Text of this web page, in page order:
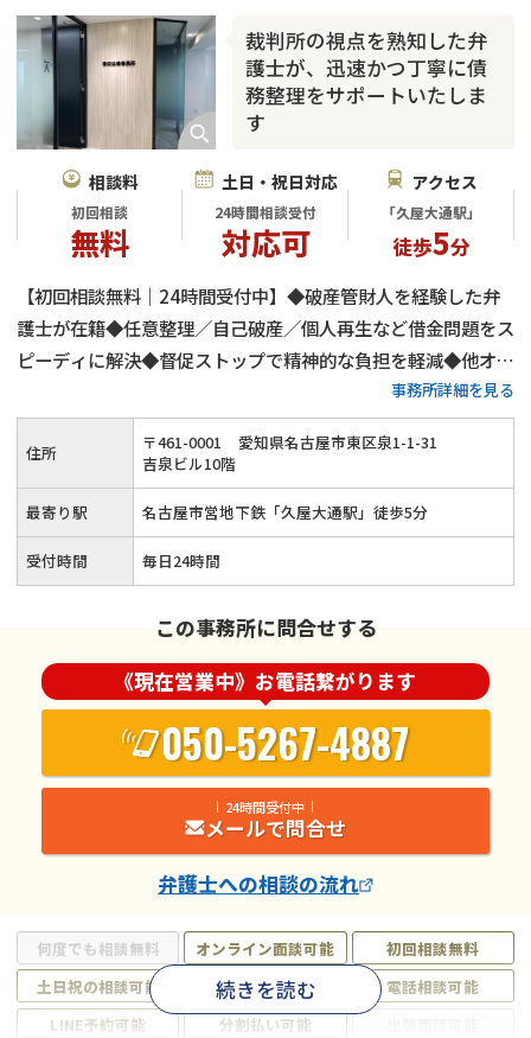
裁判所の視点を熟知した弁
護士が、迅速かつ丁寧に債
務整理をサポートいたしま
す
相談料
初回相談
無料
土日・祝日対応
24時間相談受付
対応可
アクセス
「久屋大通駅」
徒歩5分
【初回相談無料｜24時間受付中】◆破産管財人を経験した弁
護士が在籍◆任意整理／自己破産／個人再生など借金問題をス
ピーディに解決◆督促ストップで精神的な負担を軽減◆他オフ
ィスとの連携でよりよい解決へ◎≪土日祝日のご相談／オンラ
イン相談も対応≫
事務所詳細を見る
何度でも相談無料 オンライン面談可能
初回相談無料
土日祝の相談可能
19時以降電話可能
電話相談可能
LINE予約可能
分割払い可能
続きを読む
住所 〒461-0001
愛知県名古屋市東区泉1-1-31
吉泉ビル10階
最寄り駅 名古屋市営地下鉄「久屋大通駅」徒歩5分
受付時間 毎日24時間
この事務所に問合せする
《現在営業中》お電話繋がります
050-5267-4887
24時間受付中
メールで問合せ
弁護士への相談の流れ